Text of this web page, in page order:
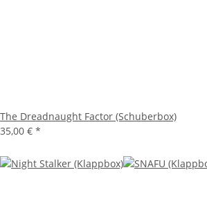
The Dreadnaught Factor (Schuberbox)
35,00 € *